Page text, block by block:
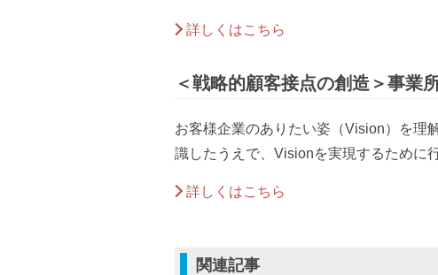
詳しくはこちら
＜戦略的顧客接点の創造＞事業
お客様企業のありたい姿（Vision）を理
識したうえで、Visionを実現するために
詳しくはこちら
関連記事